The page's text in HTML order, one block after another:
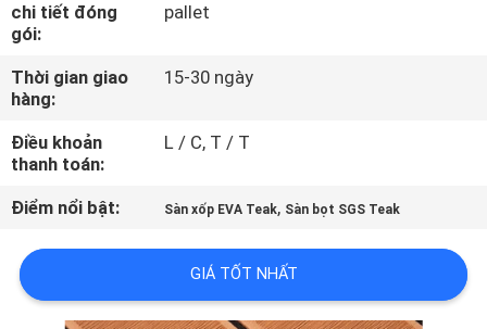
VỀ
CHÚNG
TÔI
THAM
QUAN
NHÀ
MÁY
chi tiết đóng
gói:
pallet
Thời gian giao
hàng:
15-30 ngày
Điều khoản
thanh toán:
L / C, T / T
Điểm nổi bật: Sàn xốp EVA Teak, Sàn bọt SGS Teak
GIÁ TỐT NHẤT